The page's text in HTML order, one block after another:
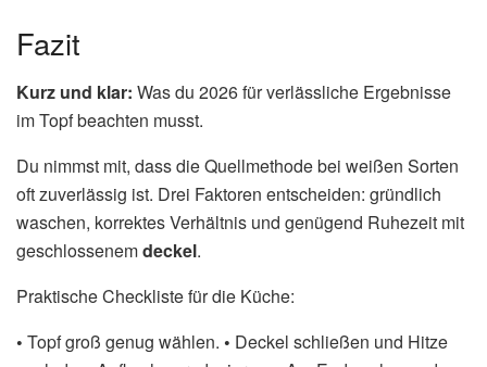
Fazit
Kurz und klar: Was du 2026 für verlässliche Ergebnisse
im Topf beachten musst.
Du nimmst mit, dass die Quellmethode bei weißen Sorten
oft zuverlässig ist. Drei Faktoren entscheiden: gründlich
waschen, korrektes Verhältnis und genügend Ruhezeit mit
geschlossenemdeckel.
Praktische Checkliste für die Küche:
• Topf groß genug wählen. • Deckel schließen und Hitze